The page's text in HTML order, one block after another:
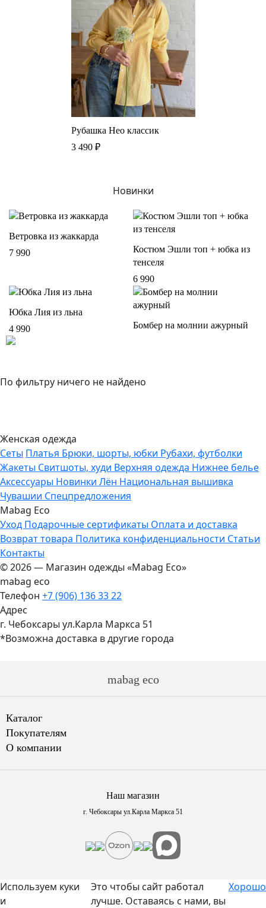
Рубашка Нео классик
3 490 ₽
Новинки
Ветровка из жаккарда
7 990
Костюм Эшли топ + юбка из
тенселя
6 990
Юбка Лия из льна
4 990
Бомбер на молнии ажурный
По фильтру ничего не найдено
Женская одежда
Сеты Платья Брюки, шорты, юбки Рубахи, футболки
Жакеты Свитшоты, худи Верхняя одежда Нижнее белье
Аксессуары Новинки Лён Национальная вышивка
Чувашии Спецпредложения
Mabag Eco
Уход Подарочные сертификаты Оплата и доставка
Возврат товара Политика конфиденциальности Статьи
Контакты
© 2026 — Магазин одежды «Mabag Eco»
mabag eco
Телефон +7 (906) 136 33 22
Адрес
г. Чебоксары ул.Карла Маркса 51
*Возможна доставка в другие города
mabag eco
Каталог
Покупателям
О компании
Наш магазин
г. Чебоксары ул.Карла Маркса 51
Используем куки
и
Это чтобы сайт работал
лучше. Оставаясь с нами, вы
Хорошо